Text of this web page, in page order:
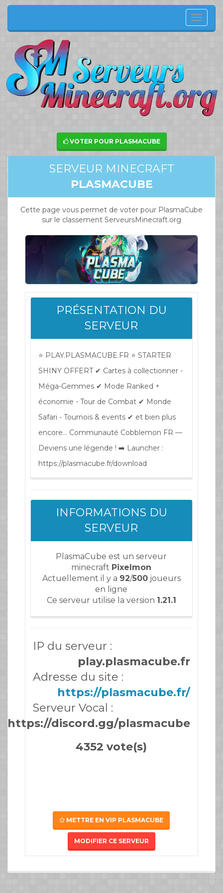
Menu
de
VOTER POUR PLASMACUBE
SERVEUR MINECRAFT
PLASMACUBE
Cette page vous permet de voter pour PlasmaCube
sur le classement ServeursMinecraft.org
PRÉSENTATION DU
SERVEUR
⭐ PLAY.PLASMACUBE.FR ⭐ STARTER
SHINY OFFERT ✔ Cartes à collectionner -
Méga-Gemmes ✔ Mode Ranked +
économie - Tour de Combat ✔ Monde
Safari - Tournois & events ✔ et bien plus
encore... Communauté Cobblemon FR —
Deviens une légende ! ➡️ Launcher :
https://plasmacube.fr/download
INFORMATIONS DU
SERVEUR
PlasmaCube est un serveur
minecraft Pixelmon
Actuellement il y a 92/500joueurs
en ligne
Ce serveur utilise la version 1.21.1
IP du serveur :
play.plasmacube.fr
Adresse du site :
https://plasmacube.fr/
Serveur Vocal :
https://discord.gg/plasmacube
4352 vote(s)
METTRE EN VIP PLASMACUBE
MODIFIER CE SERVEUR